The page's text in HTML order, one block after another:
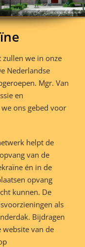
zullen we in onze
Nederlandse
Mgr. Van
en
ons gebed voor
helpt de
van de
én in de
opvang
kunnen. De
als
Bijdragen
van de